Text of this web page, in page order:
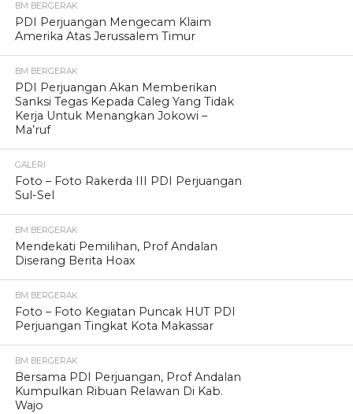
BM BERGERAK
PDI Perjuangan Mengecam Klaim
Amerika Atas Jerussalem Timur
BM BERGERAK
PDI Perjuangan Akan Memberikan
Sanksi Tegas Kepada Caleg Yang Tidak
Kerja Untuk Menangkan Jokowi –
Ma’ruf
GALERI
Foto – Foto Rakerda III PDI Perjuangan
Sul-Sel
BM BERGERAK
Mendekati Pemilihan, Prof Andalan
Diserang Berita Hoax
BM BERGERAK
Foto – Foto Kegiatan Puncak HUT PDI
Perjuangan Tingkat Kota Makassar
BM BERGERAK
Bersama PDI Perjuangan, Prof Andalan
Kumpulkan Ribuan Relawan Di Kab.
Wajo